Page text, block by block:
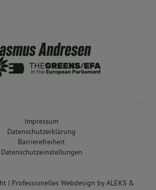
| Professionelles Webdesign byALEKS &
Impressum
Datenschutzerklärung
Barrierefreiheit
Datenschutzeinstellungen